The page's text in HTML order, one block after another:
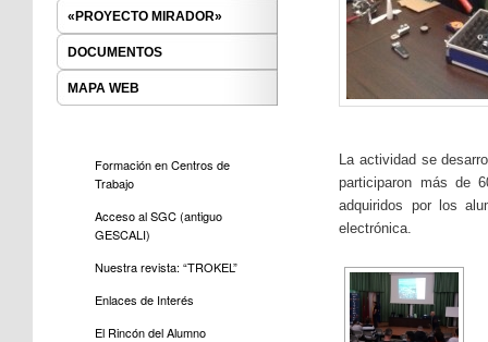
La actividad se
participaron más de
adquiridos por los
electrónica.
«PROYECTO MIRADOR»
DOCUMENTOS
MAPA WEB
Formación en Centros de
Trabajo
Acceso al SGC (antiguo
GESCALI)
Nuestra revista: “TROKEL”
Enlaces de Interés
El Rincón del Alumno